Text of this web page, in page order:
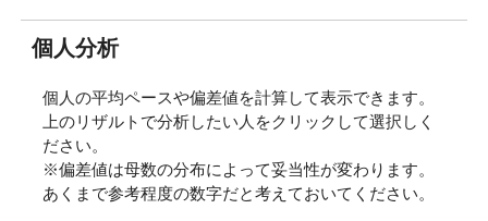
15
2047
17
6009 河村 雄也 40 男 山口県
18
1031 塩野 貴史 24 男 愛知県
19
1016 21 男
20
5085 福元 哲郎 45 広島県
個人分析
個人の平均ペースや偏差値を計算して表示できます。
上のリザルトで分析したい人をクリックして選択しく
ださい。
※偏差値は母数の分布によって妥当性が変わります。
あくまで参考程度の数字だと考えておいてください。